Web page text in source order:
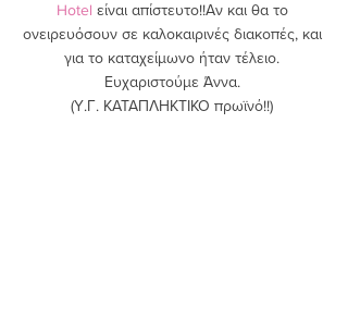
Hotel είναι απίστευτο!!Αν και θα το
ονειρευόσουν σε καλοκαιρινές διακοπές, και
για το καταχείμωνο ήταν τέλειο.
Ευχαριστούμε Άννα.
(Υ.Γ. ΚΑΤΑΠΛΗΚΤΙΚΟ πρωϊνό!!)